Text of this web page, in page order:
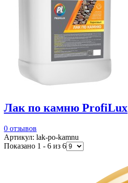
Лак по камню ProfiLux
0 отзывов
Артикул: lak-po-kamnu
Показано 1 - 6 из 6